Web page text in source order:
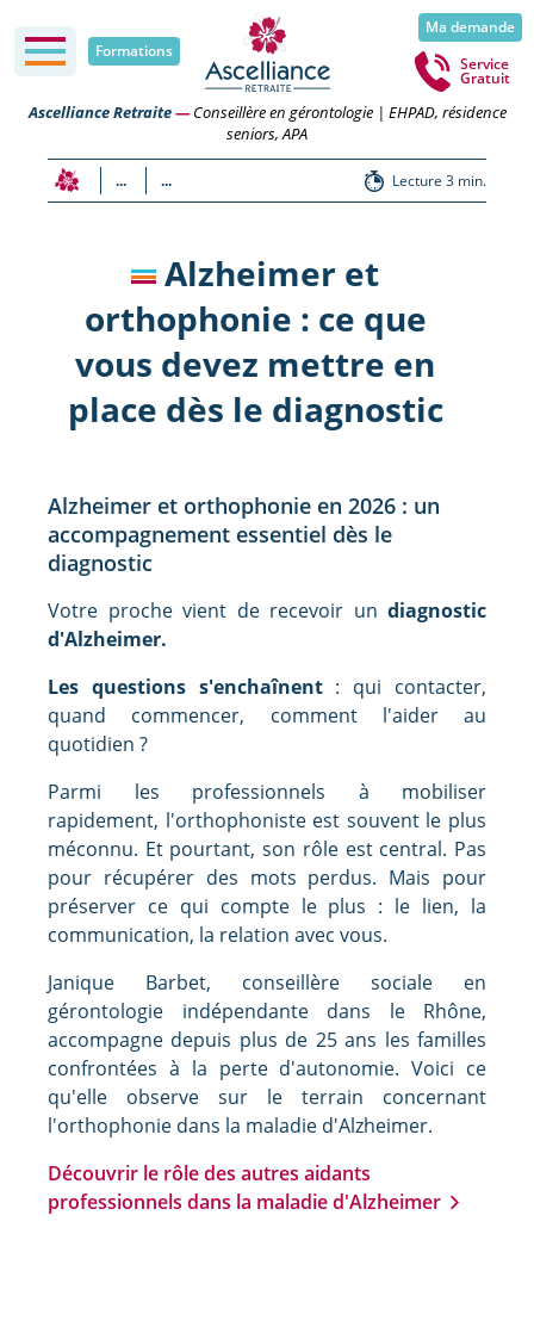
Formations
Ma demande
Service
Gratuit
Ascelliance Retraite—Conseillère en gérontologie | EHPAD, résidence
seniors, APA
... ... Lecture 3 min.
Alzheimer et
orthophonie : ce que
vous devez mettre en
place dès le diagnostic
Alzheimer et orthophonie en 2026 : un
accompagnement essentiel dès le
diagnostic
Votre proche vient de recevoir un diagnostic
d'Alzheimer.
Les questions s'enchaînent : qui contacter,
quand commencer, comment l'aider au
quotidien ?
Parmi les professionnels à mobiliser
rapidement, l'orthophoniste est souvent le plus
méconnu. Et pourtant, son rôle est central. Pas
pour récupérer des mots perdus. Mais pour
préserver ce qui compte le plus : le lien, la
communication, la relation avec vous.
Janique Barbet, conseillère sociale en
gérontologie indépendante dans le Rhône,
accompagne depuis plus de 25 ans les familles
confrontées à la perte d'autonomie. Voici ce
qu'elle observe sur le terrain concernant
l'orthophonie dans la maladie d'Alzheimer.
Découvrir le rôle des autres aidants
professionnels dans la maladie d'Alzheimer